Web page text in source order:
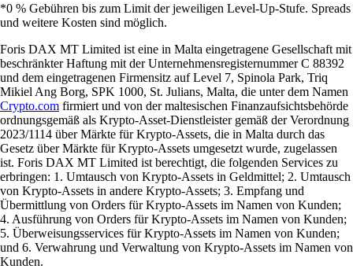
*0 % Gebühren bis zum Limit der jeweiligen Level-Up-Stufe. Spreads
und weitere Kosten sind möglich.
Foris DAX MT Limited ist eine in Malta eingetragene Gesellschaft mit
beschränkter Haftung mit der Unternehmensregisternummer C 88392
und dem eingetragenen Firmensitz auf Level 7, Spinola Park, Triq
Mikiel Ang Borg, SPK 1000, St. Julians, Malta, die unter dem Namen
Crypto.com firmiert und von der maltesischen Finanzaufsichtsbehörde
ordnungsgemäß als Krypto-Asset-Dienstleister gemäß der Verordnung
2023/1114 über Märkte für Krypto-Assets, die in Malta durch das
Gesetz über Märkte für Krypto-Assets umgesetzt wurde, zugelassen
ist. Foris DAX MT Limited ist berechtigt, die folgenden Services zu
erbringen: 1. Umtausch von Krypto-Assets in Geldmittel; 2. Umtausch
von Krypto-Assets in andere Krypto-Assets; 3. Empfang und
Übermittlung von Orders für Krypto-Assets im Namen von Kunden;
4. Ausführung von Orders für Krypto-Assets im Namen von Kunden;
5. Überweisungsservices für Krypto-Assets im Namen von Kunden;
und 6. Verwahrung und Verwaltung von Krypto-Assets im Namen von
Kunden.